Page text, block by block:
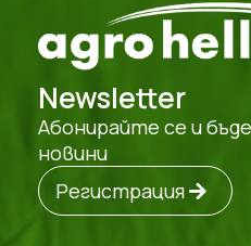
Newsletter
Абонирайте се и
новини
Регистрация